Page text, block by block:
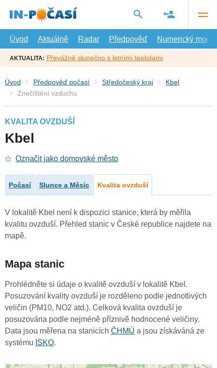
hlavní
Úvod
Aktuálně Radar Předpověď Numerický model
AKTUALITA: Převážně slunečno s letními teplotami
Úvod Předpověď počasí Středočeský kraj
Kbel
Znečištění vzduchu
KVALITA OVZDUŠÍ
Kbel
Označit jako domovské město
Počasí Slunce a Měsíc Kvalita ovzduší
V lokalitě Kbel není k dispozici stanice, která by měřila
kvalitu ovzduší. Přehled stanic v České republice najdete na
mapě.
Mapa stanic
Prohlédněte si údaje o kvalitě ovzduší v lokalitě Kbel.
Posuzování kvality ovzduší je rozděleno podle jednotlivých
veličin (PM10, NO2 atd.). Celková kvalita ovzduší je
posuzována podle nejméně příznivě hodnocené veličiny.
Data jsou měřena na stanicích ČHMÚ a jsou získáváná ze
systému ISKO.